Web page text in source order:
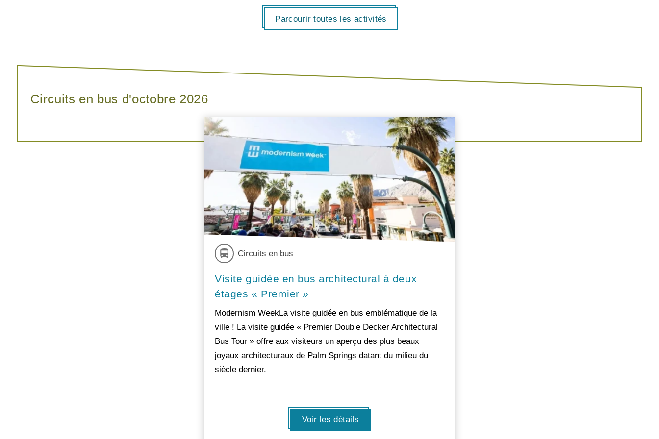
Parcourir toutes les activités
Circuits en bus d'octobre 2026
Circuits en bus
Visite guidée en bus architectural à deux
étages « Premier »
Modernism WeekLa visite guidée en bus emblématique de la
ville ! La visite guidée « Premier Double Decker Architectural
Bus Tour » offre aux visiteurs un aperçu des plus beaux
joyaux architecturaux de Palm Springs datant du milieu du
siècle dernier.
Voir les détails